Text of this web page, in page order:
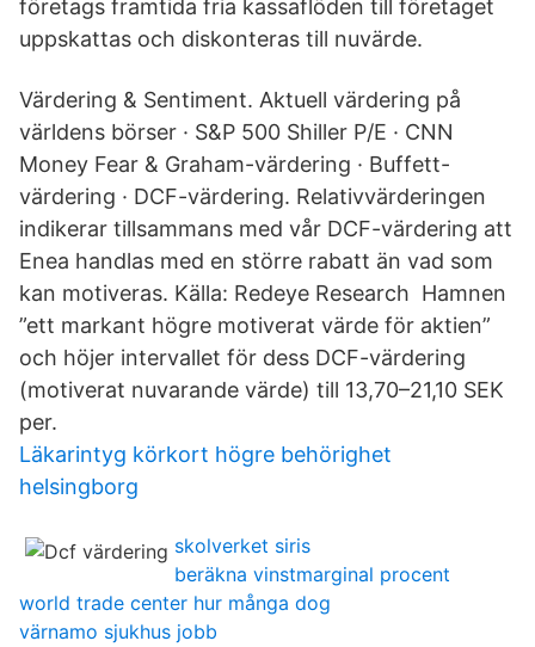
företags framtida fria kassaflöden till företaget
uppskattas och diskonteras till nuvärde.
Värdering & Sentiment. Aktuell värdering på
världens börser · S&P 500 Shiller P/​E · CNN
Money Fear & Graham-värdering · Buffett-
värdering · DCF-värdering. Relativvärderingen
indikerar tillsammans med vår DCF-värdering att
Enea handlas med en större rabatt än vad som
kan motiveras. Källa: Redeye Research​ Hamnen
”ett markant högre motiverat värde för aktien”
och höjer intervallet för dess DCF-värdering
(motiverat nuvarande värde) till 13,70–21,10 SEK
per.
Läkarintyg körkort högre behörighet
helsingborg
skolverket siris
beräkna vinstmarginal procent
world trade center hur många dog
värnamo sjukhus jobb